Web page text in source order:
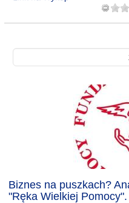
Biznes na puszkach?
"Ręka Wielkiej Pomocy".